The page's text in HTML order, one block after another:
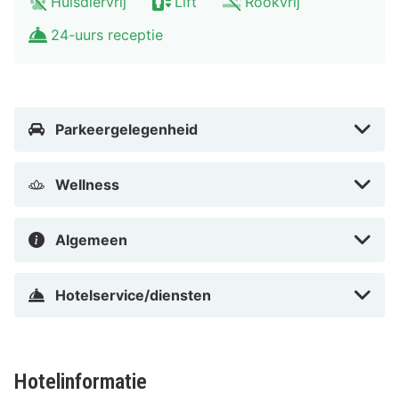
luchthaven Franz Josef Strauss (MUC) - 39,5 km
(Frauenkirche). Dit hotel ligt op 1,5 km van Asamkirche
In Stadscentrum in München
24-uurs receptie
Parkeergelegenheid
Wellness
Algemeen
Hotelservice/diensten
Hotelinformatie